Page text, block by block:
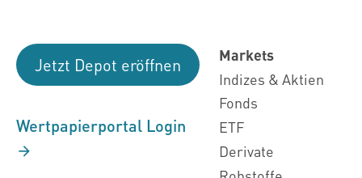
Jetzt Depot eröffnen
Wertpapierportal Login
Markets
Indizes & Aktien
Fonds
ETF
Derivate